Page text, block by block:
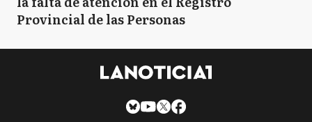
Provincial de las Personas